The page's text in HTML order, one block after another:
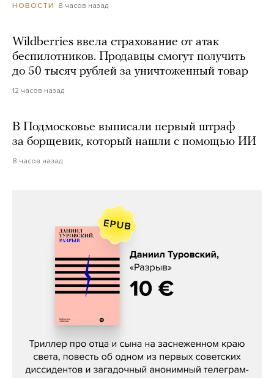
НОВОСТИ 8 часов назад
Wildberries ввела страхование от атак
беспилотников. Продавцы смогут получить
до 50 тысяч рублей за уничтоженный товар
12 часов назад
В Подмосковье выписали первый штраф
за борщевик, который нашли с помощью ИИ
8 часов назад
Даниил Туровский, «Разрыв»